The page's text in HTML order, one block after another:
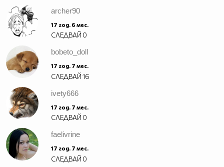
archer90
17 год. 6 мес.
СЛЕДВАЙ 0
bobeto_doll
17 год. 7 мес.
СЛЕДВАЙ16
ivety666
17 год. 7 мес.
СЛЕДВАЙ 0
faelivrine
17 год. 7 мес.
СЛЕДВАЙ 0